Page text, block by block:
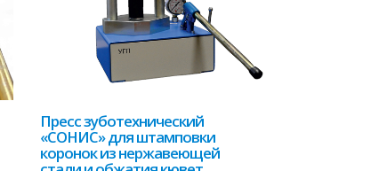
Пресс зуботехнический
«СОНИС» для штамповки
коронок из нержавеющей